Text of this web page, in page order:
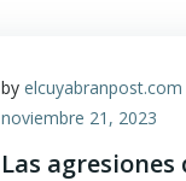
by elcuyabranpost.com
noviembre 21, 2023
Las agresiones